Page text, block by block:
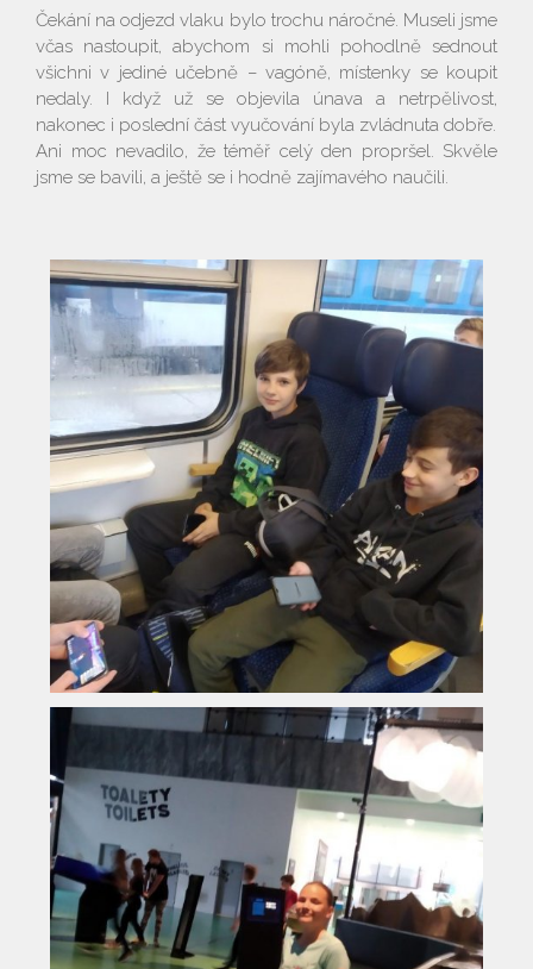
Čekání na odjezd vlaku bylo trochu náročné. Museli jsme
včas nastoupit, abychom si mohli pohodlně sednout
všichni v jediné učebně – vagóně, místenky se koupit
nedaly. I když už se objevila únava a netrpělivost,
nakonec i poslední část vyučování byla zvládnuta dobře.
Ani moc nevadilo, že téměř celý den propršel. Skvěle
jsme se bavili, a ještě se i hodně zajímavého naučili.